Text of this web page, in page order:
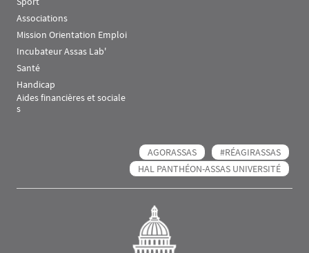
Associations
Mission Orientation Emploi
Incubateur Assas Lab'
Santé
Handicap
Aides financières et sociale
s
AGORASSAS
#RÉAGIRASSAS
HAL PANTHÉON-ASSAS UNIVERSITÉ